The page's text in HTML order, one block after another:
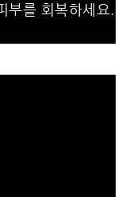
부를 회복하세요.